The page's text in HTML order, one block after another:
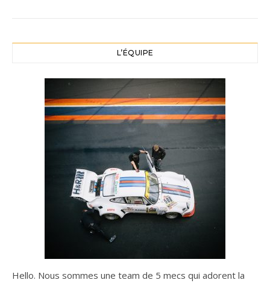
L’ÉQUIPE
Hello. Nous sommes une team de 5 mecs qui adorent la